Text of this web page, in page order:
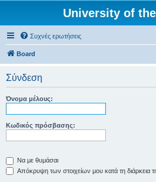
University of
Συχνές ερωτήσεις
Board
Σύνδεση
Όνομα μέλους:
Κωδικός πρόσβασης:
Να με θυμάσαι
Απόκρυψη των στοιχείων μου κατά τη διάρκεια